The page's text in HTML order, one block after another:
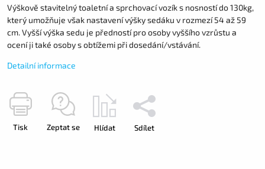
Výškově stavitelný toaletní a sprchovací vozík s nosností do 130kg,
který umožňuje však nastavení výšky sedáku v rozmezí 54 až 59
cm. Vyšší výška sedu je předností pro osoby vyššího vzrůstu a
ocení ji také osoby s obtížemi při dosedání/vstávání.
Detailní informace
Tisk Zeptat se Hlídat Sdílet